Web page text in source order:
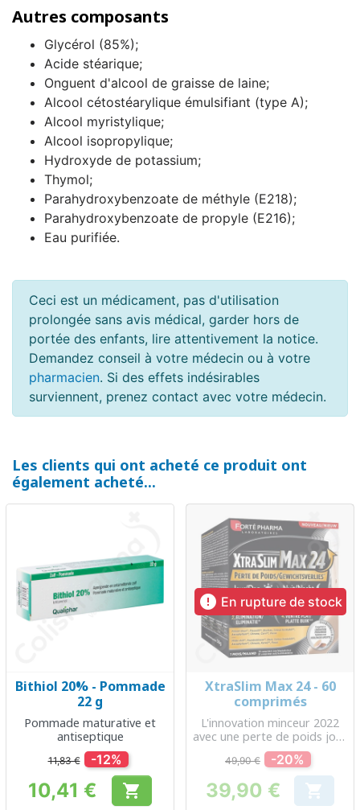
Autres composants
Glycérol (85%);
Acide stéarique;
Onguent d'alcool de graisse de laine;
Alcool cétostéarylique émulsifiant (type A);
Alcool myristylique;
Alcool isopropylique;
Hydroxyde de potassium;
Thymol;
Parahydroxybenzoate de méthyle (E218);
Parahydroxybenzoate de propyle (E216);
Eau purifiée.
Ceci est un médicament, pas d'utilisation
prolongée sans avis médical, garder hors de
portée des enfants, lire attentivement la notice.
Demandez conseil à votre médecin ou à votre
pharmacien. Si des effets indésirables
surviennent, prenez contact avec votre médecin.
Les clients qui ont acheté ce produit ont
également acheté...
Bithiol 20% - Pommade
22 g
Pommade maturative et
antiseptique
11,83 € -12%
Prix
10,41 € 
 En rupture de stock
XtraSlim Max 24 - 60
comprimés
L'innovation minceur 2022
avec une perte de poids jour
et nuit
49,90 € -20%
Prix
39,90 € 